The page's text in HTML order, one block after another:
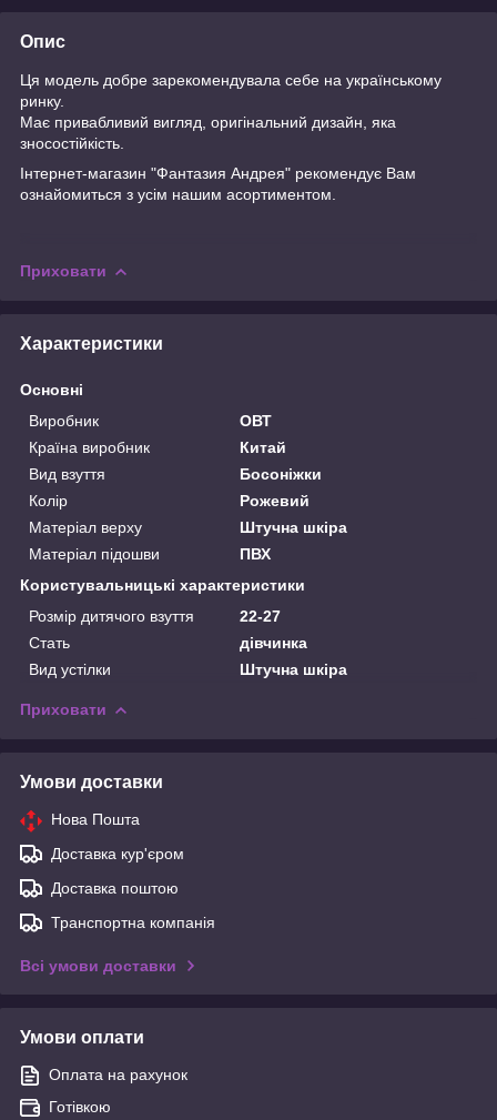
Опис
Ця модель добре зарекомендувала себе на українському
ринку.
Має привабливий вигляд, оригінальний дизайн, яка
зносостійкість.
Інтернет-магазин "Фантазия Андрея" рекомендує Вам
ознайомиться з усім нашим асортиментом.
Приховати
Характеристики
Основні
Виробник
ОВТ
Країна виробник
Китай
Вид взуття
Босоніжки
Колір
Рожевий
Матеріал верху
Штучна шкіра
Матеріал підошви
ПВХ
Користувальницькі характеристики
Розмір дитячого взуття
22-27
Стать
дівчинка
Вид устілки
Штучна шкіра
Приховати
Умови доставки
Нова Пошта
Доставка кур'єром
Доставка поштою
Транспортна компанія
Всі умови доставки
Умови оплати
Оплата на рахунок
Готівкою